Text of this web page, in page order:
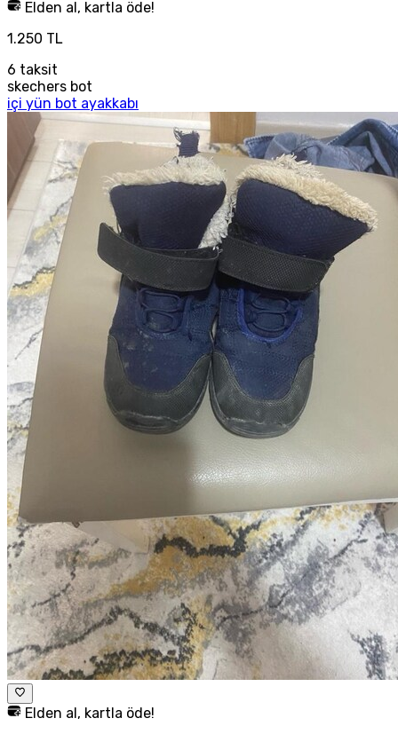
Elden al, kartla öde!
1.250 TL
6 taksit
skechers bot
içi yün bot ayakkabı
Elden al, kartla öde!